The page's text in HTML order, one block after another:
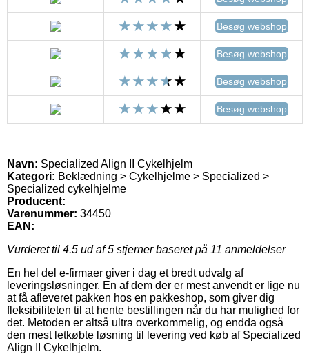
Besøg webshop
Besøg webshop
Besøg webshop
Besøg webshop
Navn: Specialized Align II Cykelhjelm
Kategori: Beklædning > Cykelhjelme > Specialized >
Specialized cykelhjelme
Producent:
Varenummer: 34450
EAN:
Vurderet til 4.5 ud af 5 stjerner baseret på 11 anmeldelser
En hel del e-firmaer giver i dag et bredt udvalg af
leveringsløsninger. En af dem der er mest anvendt er lige nu
at få afleveret pakken hos en pakkeshop, som giver dig
fleksibiliteten til at hente bestillingen når du har mulighed for
det. Metoden er altså ultra overkommelig, og endda også
den mest letkøbte løsning til levering ved køb af Specialized
Align II Cykelhjelm.